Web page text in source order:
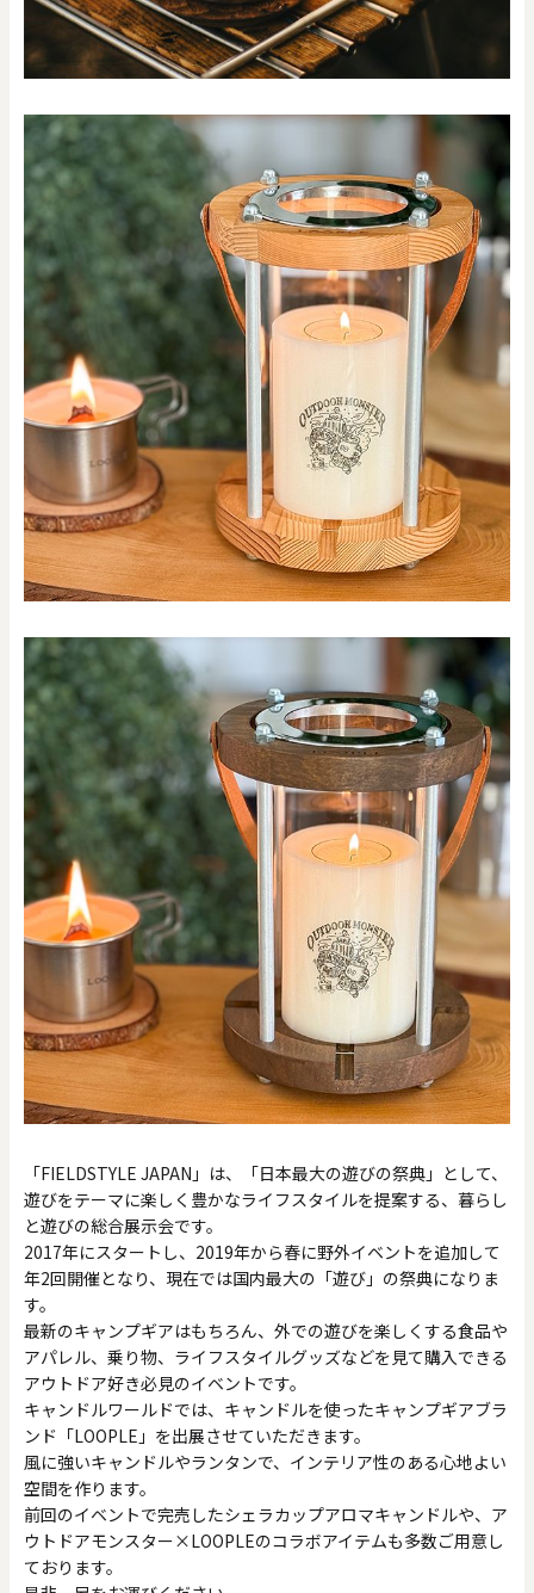
「FIELDSTYLE JAPAN」は、「日本最大の遊びの祭典」として、
遊びをテーマに楽しく豊かなライフスタイルを提案する、暮らし
と遊びの総合展示会です。
2017年にスタートし、2019年から春に野外イベントを追加して
年2回開催となり、現在では国内最大の「遊び」の祭典になりま
す。
最新のキャンプギアはもちろん、外での遊びを楽しくする食品や
アパレル、乗り物、ライフスタイルグッズなどを見て購入できる
アウトドア好き必見のイベントです。
キャンドルワールドでは、キャンドルを使ったキャンプギアブラ
ンド「LOOPLE」を出展させていただきます。
風に強いキャンドルやランタンで、インテリア性のある心地よい
空間を作ります。
前回のイベントで完売したシェラカップアロマキャンドルや、ア
ウトドアモンスター×LOOPLEのコラボアイテムも多数ご用意し
ております。